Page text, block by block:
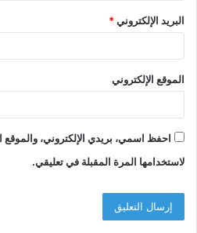
البريد الإلكتروني*
الموقع الإلكتروني
احفظ اسمي، بريدي الإلكتروني، والموقع
لاستخدامها المرة المقبلة في تعليقي.